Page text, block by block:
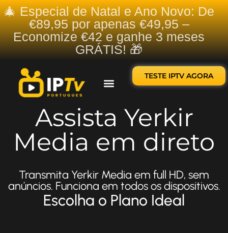
🎄 Especial de Natal e Ano Novo: De
€89,95 por apenas €49,95 –
Economize €42 e ganhe 3 meses
GRÁTIS! 🎁
TESTE IPTV AGORA
Assista Yerkir
Media em direto
Transmita Yerkir Media em full HD, sem
anúncios. Funciona em todos os dispositivos.
Escolha o Plano Ideal